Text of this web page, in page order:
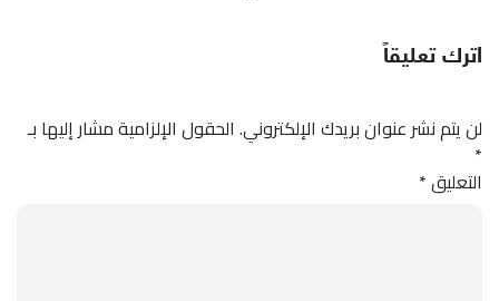
اترك تعليقاً
لن يتم نشر عنوان بريدك الإلكتروني. الحقول الإلزامية مشار إليها بـ
*
التعليق*